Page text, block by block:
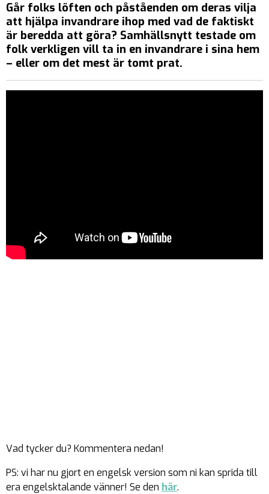
Går folks löften och påståenden om deras vilja
att hjälpa invandrare ihop med vad de faktiskt
är beredda att göra? Samhällsnytt testade om
folk verkligen vill ta in en invandrare i sina hem
– eller om det mest är tomt prat.
Vad tycker du? Kommentera nedan!
PS: vi har nu gjort en engelsk version som ni kan sprida till
era engelsktalande vänner! Se den här.